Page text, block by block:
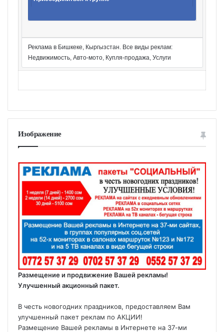
Реклама в Бишкеке, Кыргызстан. Все виды реклам:
Недвижимость, Авто-мото, Купля-продажа, Услуги
Изображение
Размещение и продвижение Вашей рекламы!
Улучшенный акционный пакет.
В честь новогодних праздников, предоставляем Вам
улучшенный пакет реклам по АКЦИИ!
Размещение Вашей рекламы в Интернете на 37-ми